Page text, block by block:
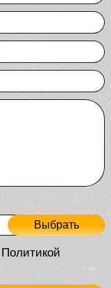
Выбрать